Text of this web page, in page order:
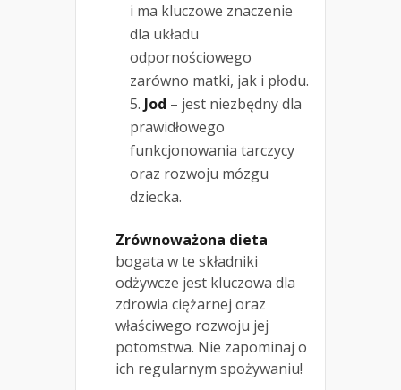
i ma kluczowe znaczenie
dla układu
odpornościowego
zarówno matki, jak i płodu.
Jod – jest niezbędny dla
prawidłowego
funkcjonowania tarczycy
oraz rozwoju mózgu
dziecka.
Zrównoważona dieta
bogata w te składniki
odżywcze jest kluczowa dla
zdrowia ciężarnej oraz
właściwego rozwoju jej
potomstwa. Nie zapominaj o
ich regularnym spożywaniu!